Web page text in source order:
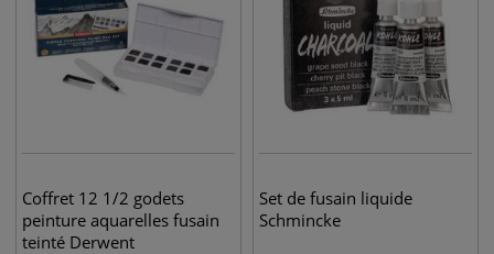
Coffret 12 1/2 godets
peinture aquarelles fusain
teinté Derwent
Set de fusain liquide
Schmincke